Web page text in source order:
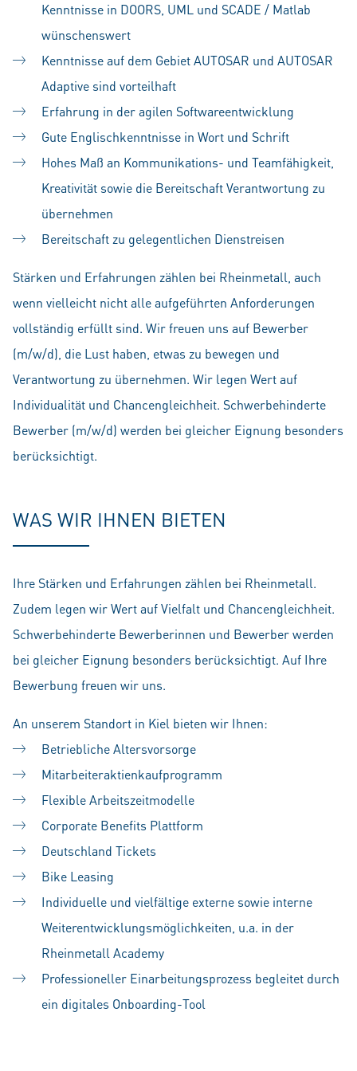
Kenntnisse in DOORS, UML und SCADE / Matlab
wünschenswert
Kenntnisse auf dem Gebiet AUTOSAR und AUTOSAR
Adaptive sind vorteilhaft
Erfahrung in der agilen Softwareentwicklung
Gute Englischkenntnisse in Wort und Schrift
Hohes Maß an Kommunikations- und Teamfähigkeit,
Kreativität sowie die Bereitschaft Verantwortung zu
übernehmen
Bereitschaft zu gelegentlichen Dienstreisen
Stärken und Erfahrungen zählen bei Rheinmetall, auch
wenn vielleicht nicht alle aufgeführten Anforderungen
vollständig erfüllt sind. Wir freuen uns auf Bewerber
(m/w/d), die Lust haben, etwas zu bewegen und
Verantwortung zu übernehmen. Wir legen Wert auf
Individualität und Chancengleichheit. Schwerbehinderte
Bewerber (m/w/d) werden bei gleicher Eignung besonders
berücksichtigt.
WAS WIR IHNEN BIETEN
Ihre Stärken und Erfahrungen zählen bei Rheinmetall.
Zudem legen wir Wert auf Vielfalt und Chancengleichheit.
Schwerbehinderte Bewerberinnen und Bewerber werden
bei gleicher Eignung besonders berücksichtigt. Auf Ihre
Bewerbung freuen wir uns.
An unserem Standort in Kiel bieten wir Ihnen:
Betriebliche Altersvorsorge
Mitarbeiteraktienkaufprogramm
Flexible Arbeitszeitmodelle
Corporate Benefits Plattform
Deutschland Tickets
Bike Leasing
Individuelle und vielfältige externe sowie interne
Weiterentwicklungsmöglichkeiten, u.a. in der
Rheinmetall Academy
Professioneller Einarbeitungsprozess begleitet durch
ein digitales Onboarding-Tool